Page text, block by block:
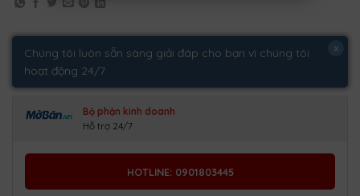
Chúng tôi luôn sẵn sàng giải đáp cho bạn vì chúng tôi
hoạt động 24/7
x
Bộ phận kinh doanh
Hỗ trợ 24/7
HOTLINE: 0901803445